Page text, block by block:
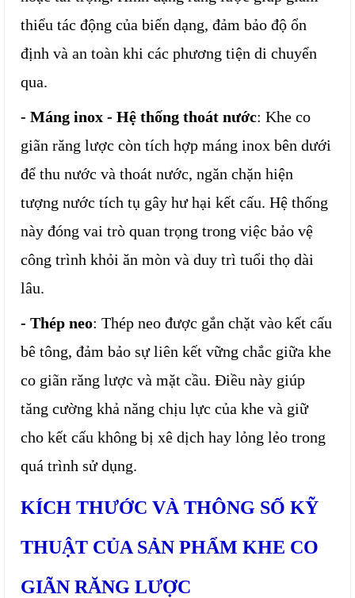
thiểu tác động của biến dạng, đảm bảo độ ổn
định và an toàn khi các phương tiện di chuyển
qua.
- Máng inox - Hệ thống thoát nước: Khe co
giãn răng lược còn tích hợp máng inox bên dưới
để thu nước và thoát nước, ngăn chặn hiện
tượng nước tích tụ gây hư hại kết cấu. Hệ thống
này đóng vai trò quan trọng trong việc bảo vệ
công trình khỏi ăn mòn và duy trì tuổi thọ dài
lâu.
- Thép neo: Thép neo được gắn chặt vào kết cấu
bê tông, đảm bảo sự liên kết vững chắc giữa khe
co giãn răng lược và mặt cầu. Điều này giúp
tăng cường khả năng chịu lực của khe và giữ
cho kết cấu không bị xê dịch hay lỏng lẻo trong
quá trình sử dụng.
KÍCH THƯỚC VÀ THÔNG SỐ KỸ
THUẬT CỦA SẢN PHẨM KHE CO
GIÃN RĂNG LƯỢC